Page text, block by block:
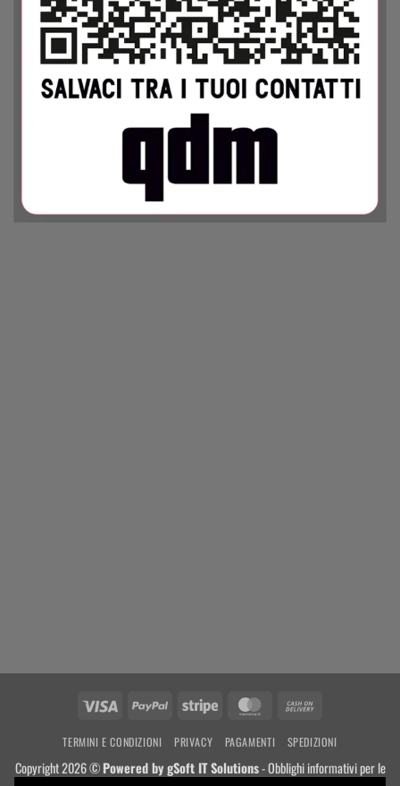
Visa PayPal Stripe MasterCard
Delivery
TERMINI E CONDIZIONI PRIVACY PAGAMENTI SPEDIZIONI
Copyright 2026 ©Powered bygSoft IT Solutions- Obblighi informativi per le